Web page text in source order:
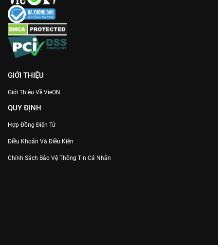
GIỚI THIỆU
Giới Thiệu Về VieON
QUY ĐỊNH
Hợp Đồng Điện Tử
Điều Khoản Và Điều Kiện
Chính Sách Bảo Vệ Thông Tin Cá Nhân